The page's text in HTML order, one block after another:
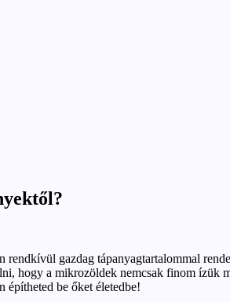
gazdag tápanyagtartalommal
hogy a mikrozöldek nemcsak finom ízük
építheted be őket életedbe!